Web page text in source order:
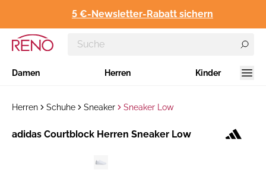
5 €-Newsletter-Rabatt sichern
Damen Herren Kinder
Herren Schuhe Sneaker Sneaker Low
Hersteller:
adidas Courtblock Herren Sneaker Low